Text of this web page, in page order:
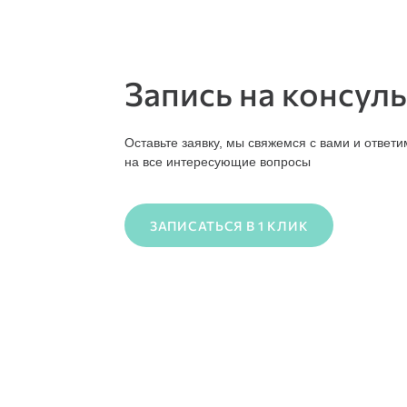
Запись на
Оставьте заявку, мы свяжемся с вами и
на все интересующие вопросы
ЗАПИСАТЬСЯ В 1 КЛИК